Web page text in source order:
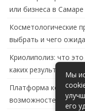
или бизнеса в Самаре
Косметологические
выбрать и чего
Криолиполиз: что
каких результатов
Платформа
возможностей и
Мы
его